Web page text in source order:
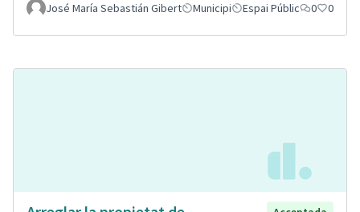
José María Sebastián Gibert Municipi Espai Públic 0 0